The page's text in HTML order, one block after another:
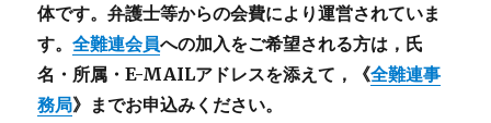
体です。弁護士等からの会費により運営されていま
す。全難連会員への加入をご希望される方は，氏
名・所属・E-MAILアドレスを添えて，《全難連事
務局》までお申込みください。